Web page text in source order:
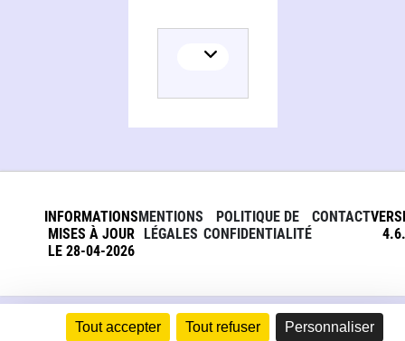
Tout accepter Tout refuser Personnaliser
INFORMATIONS
MISES À JOUR
LE 28-04-2026
MENTIONS
LÉGALES
POLITIQUE DE
CONFIDENTIALITÉ
CONTACT